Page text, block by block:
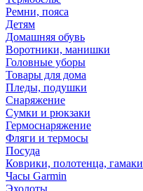
Ремни, пояса
Детям
Домашняя обувь
Воротники, манишки
Головные уборы
Товары для дома
Пледы, подушки
Снаряжение
Сумки и рюкзаки
Гермоснаряжение
Фляги и термосы
Посуда
Коврики, полотенца, гамаки
Часы Garmin
Эхолоты